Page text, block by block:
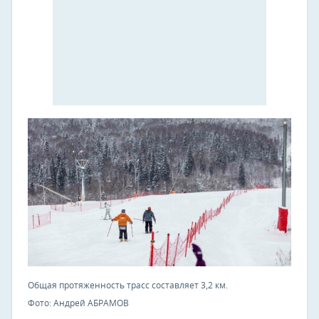
Общая протяженность трасс составляет 3,2 км.
Фото: Андрей АБРАМОВ